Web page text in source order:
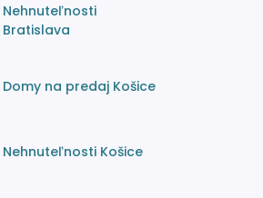
Nehnuteľnosti
Bratislava
Domy na predaj Košice
Nehnuteľnosti Košice